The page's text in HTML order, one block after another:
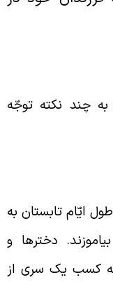
چند نکته توجّه
ایّام تابستان به
دختر‌ها و
کسب یک سری از